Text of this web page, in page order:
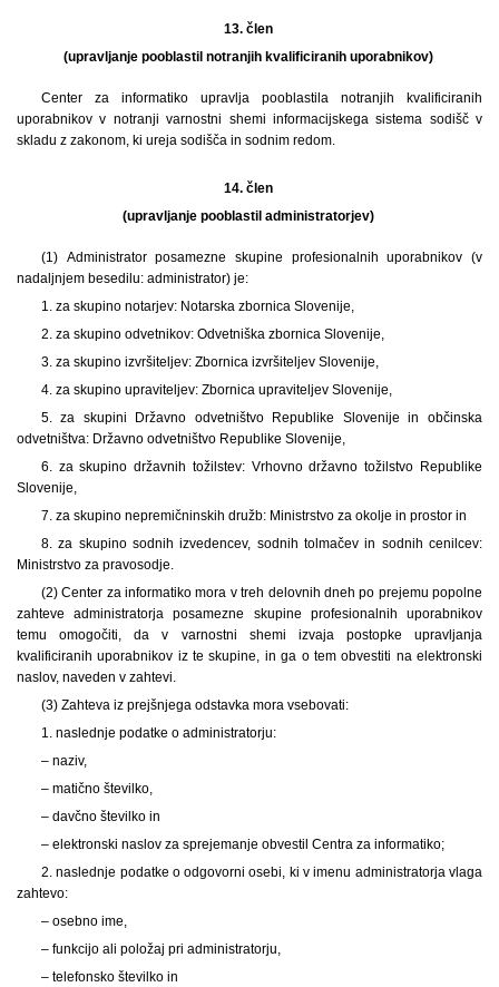
13. člen
(upravljanje pooblastil notranjih kvalificiranih uporabnikov)
Center za informatiko upravlja pooblastila notranjih kvalificiranih
uporabnikov v notranji varnostni shemi informacijskega sistema sodišč v
skladu z zakonom, ki ureja sodišča in sodnim redom.
14. člen
(upravljanje pooblastil administratorjev)
(1) Administrator posamezne skupine profesionalnih uporabnikov (v
nadaljnjem besedilu: administrator) je:
1. za skupino notarjev: Notarska zbornica Slovenije,
2. za skupino odvetnikov: Odvetniška zbornica Slovenije,
3. za skupino izvršiteljev: Zbornica izvršiteljev Slovenije,
4. za skupino upraviteljev: Zbornica upraviteljev Slovenije,
5. za skupini Državno odvetništvo Republike Slovenije in občinska
odvetništva: Državno odvetništvo Republike Slovenije,
6. za skupino državnih tožilstev: Vrhovno državno tožilstvo Republike
Slovenije,
7. za skupino nepremičninskih družb: Ministrstvo za okolje in prostor in
8. za skupino sodnih izvedencev, sodnih tolmačev in sodnih cenilcev:
Ministrstvo za pravosodje.
(2) Center za informatiko mora v treh delovnih dneh po prejemu popolne
zahteve administratorja posamezne skupine profesionalnih uporabnikov
temu omogočiti, da v varnostni shemi izvaja postopke upravljanja
kvalificiranih uporabnikov iz te skupine, in ga o tem obvestiti na elektronski
naslov, naveden v zahtevi.
(3) Zahteva iz prejšnjega odstavka mora vsebovati:
1. naslednje podatke o administratorju:
– naziv,
– matično številko,
– davčno številko in
– elektronski naslov za sprejemanje obvestil Centra za informatiko;
2. naslednje podatke o odgovorni osebi, ki v imenu administratorja vlaga
zahtevo:
– osebno ime,
– funkcijo ali položaj pri administratorju,
– telefonsko številko in